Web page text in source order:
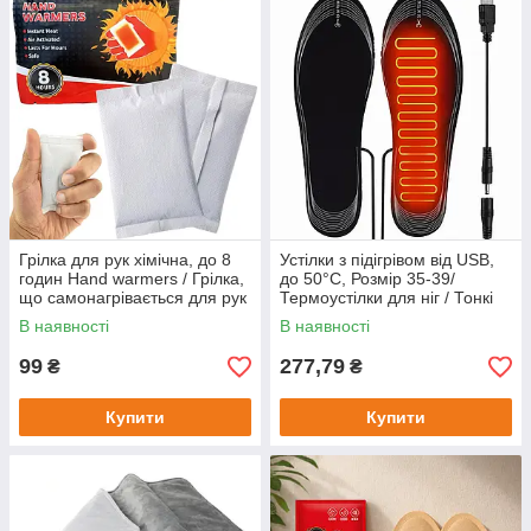
Грілка для рук хімічна, до 8
годин Hand warmers / Грілка,
що самонагрівається для рук
/ Термохімічна грілка
В наявності
99 ₴
Купити
Устілки з підігрівом від USB,
до 50°C, Розмір 35-39/
Термоустілки для ніг / Тонкі
устілки від повербанка
В наявності
277,79 ₴
Купити